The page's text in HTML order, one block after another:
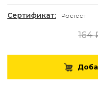
Сертификат: Ростест
164